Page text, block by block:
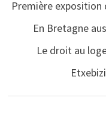
Première exposition
En Bretagne
Le droit au